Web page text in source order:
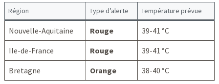
Région Type d’alerte Température prévue
Nouvelle-Aquitaine Rouge 39-41 °C
Ile-de-France Rouge 39-41 °C
Bretagne Orange 38-40 °C